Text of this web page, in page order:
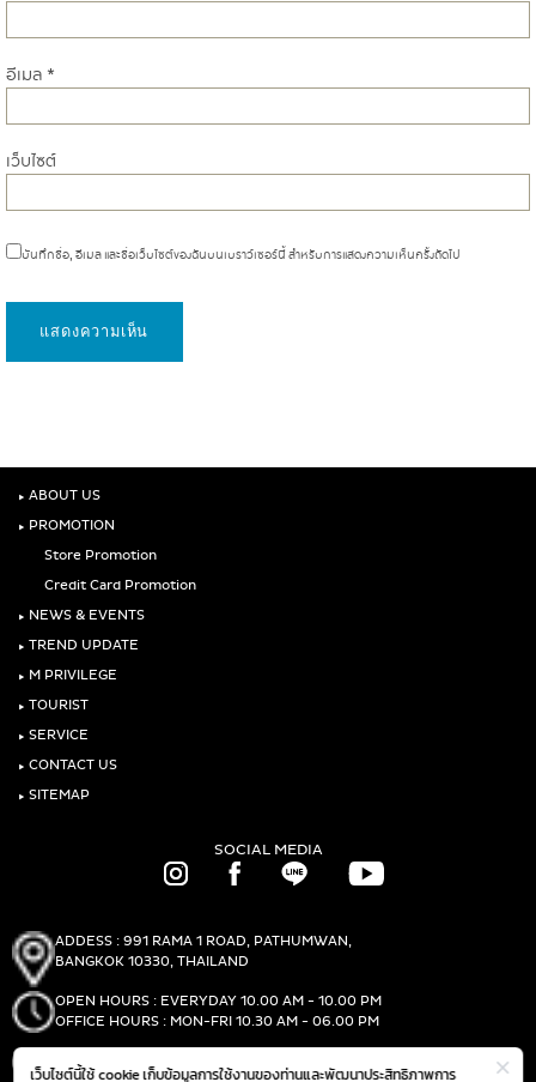
เว็บไซต์นี้ใช้ cookie เก็บข้อมูลการใช้งานของท่านและพัฒนาประสิทธิภาพการ
อีเมล *
เว็บไซต์
บันทึกชื่อ, อีเมล และชื่อเว็บไซต์ของฉันบนเบราว์เซอร์นี้ สำหรับการแสดงความเห็นครั้งถัดไป
‣ ABOUT US
‣ PROMOTION
Store Promotion
Credit Card Promotion
‣ NEWS & EVENTS
‣ TREND UPDATE
‣ M PRIVILEGE
‣ TOURIST
‣ SERVICE
‣ CONTACT US
‣ SITEMAP
SOCIAL MEDIA
ADDESS : 991 RAMA 1 ROAD, PATHUMWAN,
BANGKOK 10330, THAILAND
OPEN HOURS : EVERYDAY 10.00 AM - 10.00 PM
OFFICE HOURS : MON-FRI 10.30 AM - 06.00 PM
PHONE :